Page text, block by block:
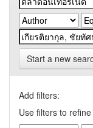
Start a new
Add filters:
Use filters to